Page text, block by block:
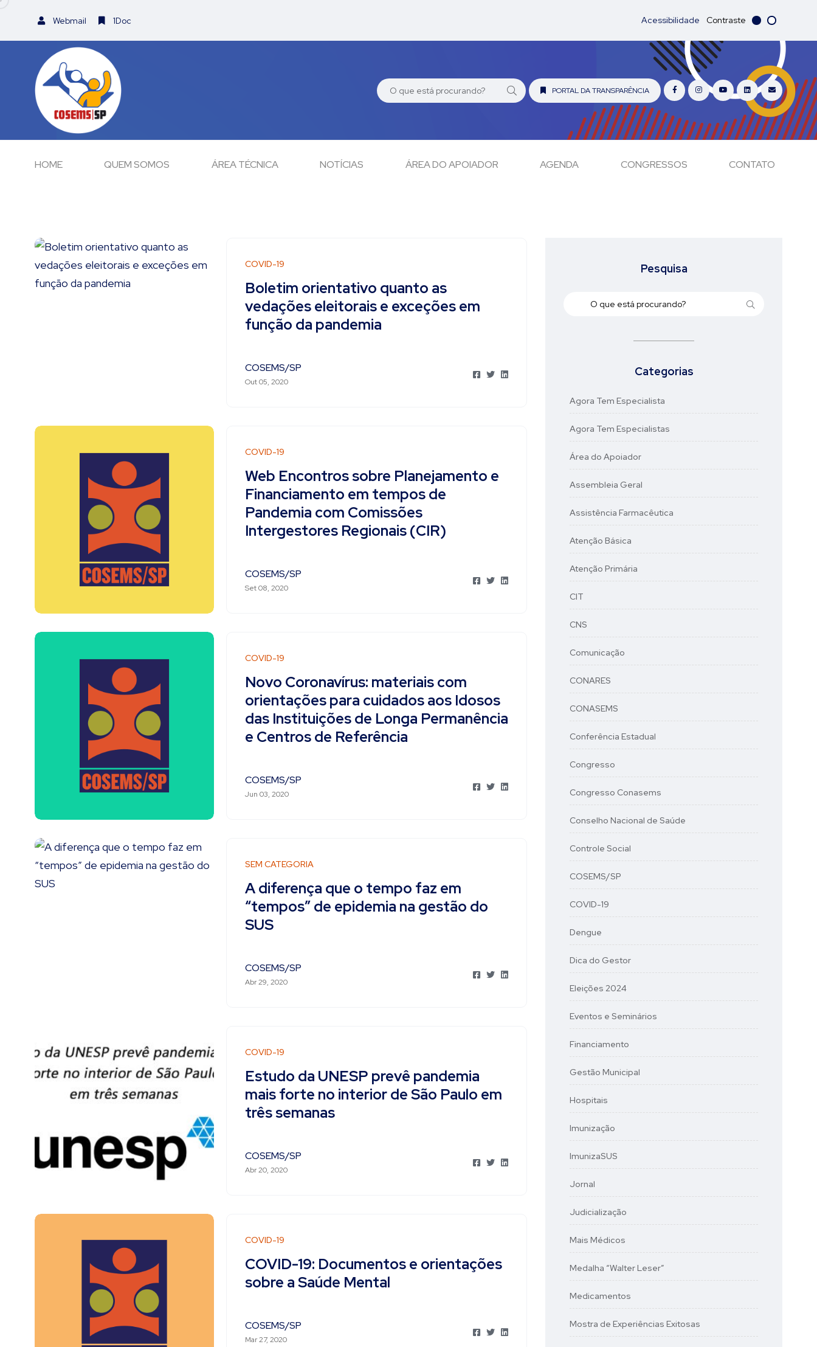
Webmail 1Doc Acessibilidade Contraste
PORTAL DA TRANSPARÊNCIA
HOME QUEM SOMOS ÁREA TÉCNICA NOTÍCIAS ÁREA DO APOIADOR AGENDA CONGRESSOS CONTATO
COVID-19
Boletim orientativo quanto as
vedações eleitorais e exceções em
função da pandemia
COSEMS/SP
Out 05, 2020
COVID-19
Web Encontros sobre Planejamento e
Financiamento em tempos de
Pandemia com Comissões
Intergestores Regionais (CIR)
COSEMS/SP
Set 08, 2020
COVID-19
Novo Coronavírus: materiais com
orientações para cuidados aos Idosos
das Instituições de Longa Permanência
e Centros de Referência
COSEMS/SP
Jun 03, 2020
SEM CATEGORIA
A diferença que o tempo faz em
“tempos” de epidemia na gestão do
SUS
COSEMS/SP
Abr 29, 2020
COVID-19
Estudo da UNESP prevê pandemia
mais forte no interior de São Paulo em
três semanas
COSEMS/SP
Abr 20, 2020
COVID-19
COVID-19: Documentos e orientações
sobre a Saúde Mental
COSEMS/SP
Mar 27, 2020
Pesquisa
Categorias
Agora Tem Especialista
Agora Tem Especialistas
Área do Apoiador
Assembleia Geral
Assistência Farmacêutica
Atenção Básica
Atenção Primária
CIT
CNS
Comunicação
CONARES
CONASEMS
Conferência Estadual
Congresso
Congresso Conasems
Conselho Nacional de Saúde
Controle Social
COSEMS/SP
COVID-19
Dengue
Dica do Gestor
Eleições 2024
Eventos e Seminários
Financiamento
Gestão Municipal
Hospitais
Imunização
ImunizaSUS
Jornal
Judicialização
Mais Médicos
Medalha “Walter Leser”
Medicamentos
Mostra de Experiências Exitosas